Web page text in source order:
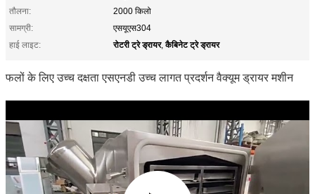
तौलना:
2000 किलो
सामग्री:
एसयूएस304
हाई लाइट:
रोटरी ट्रे ड्रायर,कैबिनेट ट्रे ड्रायर
फलों के लिए उच्च दक्षता एसएनडी उच्च लागत प्रदर्शन वैक्यूम ड्रायर मशीन